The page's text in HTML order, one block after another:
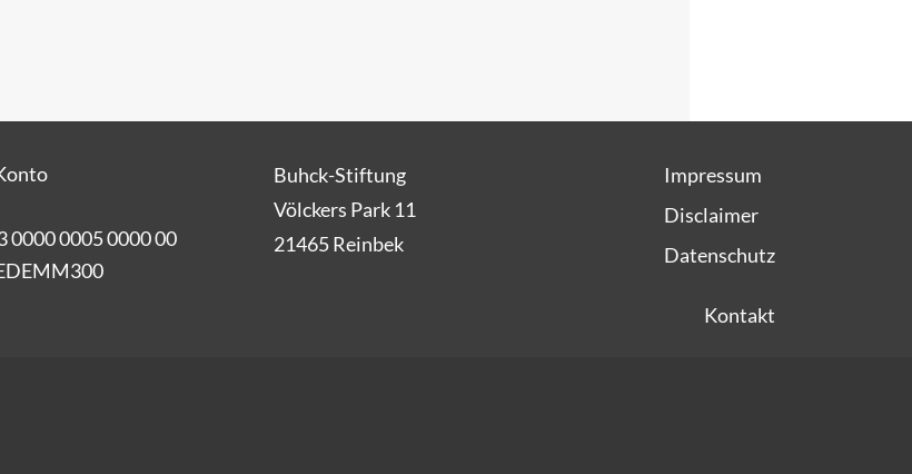
0000 0005 0000 00
Buhck-Stiftung
Völckers Park 11
21465 Reinbek
Impressum
Disclaimer
Datenschutz
Kontakt